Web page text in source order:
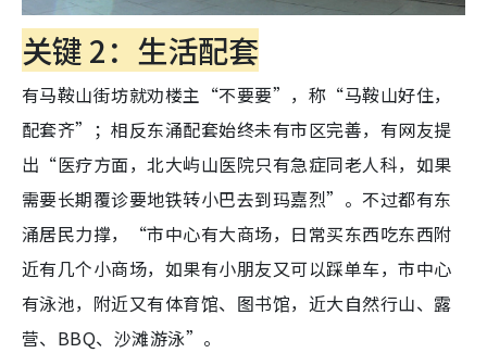
关键 2：生活配套
有马鞍山街坊就劝楼主“不要要”，称“马鞍山好住，
配套齐”；相反东涌配套始终未有市区完善，有网友提
出“医疗方面，北大屿山医院只有急症同老人科，如果
需要长期覆诊要地铁转小巴去到玛嘉烈”。不过都有东
涌居民力撑，“市中心有大商场，日常买东西吃东西附
近有几个小商场，如果有小朋友又可以踩单车，市中心
有泳池，附近又有体育馆、图书馆，近大自然行山、露
营、BBQ、沙滩游泳”。